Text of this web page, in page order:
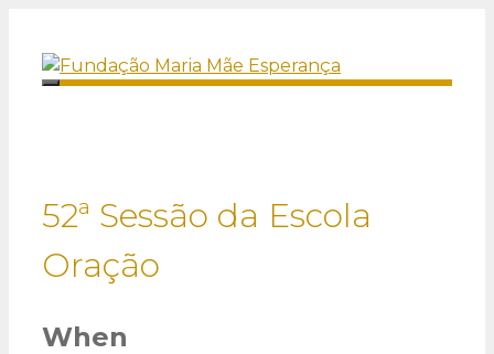
Menu
52ª Sessão da Escola
Oração
When